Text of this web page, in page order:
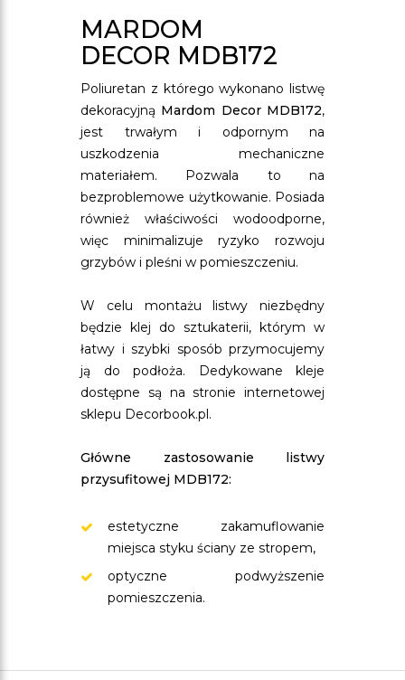
MARDOM
DECOR MDB172
Poliuretan z którego wykonano listwę
dekoracyjną Mardom Decor MDB172,
jest trwałym i odpornym na
uszkodzenia mechaniczne
materiałem. Pozwala to na
bezproblemowe użytkowanie. Posiada
również właściwości wodoodporne,
więc minimalizuje ryzyko rozwoju
grzybów i pleśni w pomieszczeniu.
W celu montażu listwy niezbędny
będzie klej do sztukaterii, którym w
łatwy i szybki sposób przymocujemy
ją do podłoża. Dedykowane kleje
dostępne są na stronie internetowej
sklepu Decorbook.pl.
Główne zastosowanie listwy
przysufitowej MDB172:
estetyczne zakamuflowanie
miejsca styku ściany ze stropem,
optyczne podwyższenie
pomieszczenia.